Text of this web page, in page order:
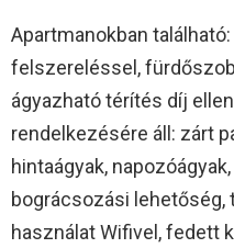
Apartmanokban
felszereléssel,
ágyazható térítés díj
rendelkezésére áll: zárt
hintaágyak,
bográcsozási
használat Wifivel, fedett